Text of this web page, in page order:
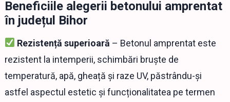
Beneficiile alegerii betonului amprentat
în județul Bihor
Rezistență superioară – Betonul amprentat este
rezistent la intemperii, schimbări bruște de
temperatură, apă, gheață și raze UV, păstrându-și
astfel aspectul estetic și funcționalitatea pe termen